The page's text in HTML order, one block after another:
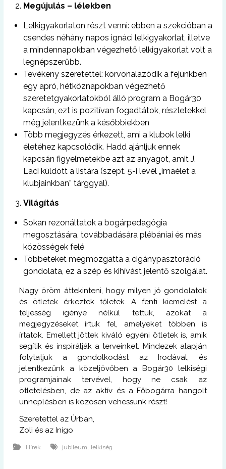
Megújulás – lélekben
Lelkigyakorlaton részt venni: ebben a szekcióban a
csendes néhány napos ignáci lelkigyakorlat, illetve
a mindennapokban végezhető lelkigyakorlat volt a
legnépszerűbb.
Tevékeny szeretettel: körvonalazódik a fejünkben
egy apró, hétköznapokban végezhető
szeretetgyakorlatokból álló program a Bogár30
kapcsán, ezt is pozitívan fogadtátok, részletekkel
még jelentkezünk a későbbiekben
Több megjegyzés érkezett, ami a klubok lelki
életéhez kapcsolódik. Hadd ajánljuk ennek
kapcsán figyelmetekbe azt az anyagot, amit J.
Laci küldött a listára (szept. 5-i levél „imaélet a
klubjainkban” tárggyal).
Világítás
Sokan rezonáltatok a bogárpedagógia
megosztására, továbbadására plébániai és más
közösségek felé
Többeteket megmozgatta a cigánypasztoráció
gondolata, ez a szép és kihívást jelentő szolgálat.
Nagy öröm áttekinteni, hogy milyen jó gondolatok
és ötletek érkeztek tőletek. A fenti kiemelést a
teljesség igénye nélkül tettük, azokat a
megjegyzéseket írtuk fel, amelyeket többen is
írtatok. Emellett jöttek kiváló egyéni ötletek is, amik
segítik és inspirálják a terveinket. Mindezek alapján
folytatjuk a gondolkodást az Irodával, és
jelentkezünk a közeljövőben a Bogár30 lelkiségi
programjainak tervével, hogy ne csak az
ötletelésben, de az aktív és a Főbogárra hangolt
ünneplésben is közösen vehessünk részt!
Szeretettel az Úrban,
Zoli és az Inigo
Hírek jubileum, lelkiség